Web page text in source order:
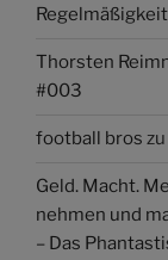
Thorsten
#003
football bros zu
Geld. Macht.
nehmen und
– Das